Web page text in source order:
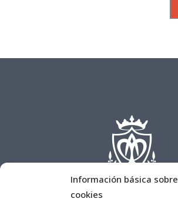
Información básica sobre
cookies